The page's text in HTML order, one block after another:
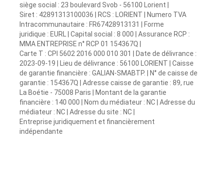
siège social : 23 boulevard Svob - 56100 Lorient |
Siret : 42891313100036 | RCS : LORIENT | Numero TVA
Intracommunautaire : FR67428913131 | Forme
juridique : EURL | Capital social : 8 000 | Assurance RCP :
MMA ENTREPRISE n° RCP 01 154367Q |
Carte T : CPI 5602 2016 000 010 301 | Date de délivrance :
2023-09-19 | Lieu de délivrance : 56100 LORIENT | Caisse
de garantie financière : GALIAN-SMABTP. | N° de caisse de
garantie : 154367Q | Adresse caisse de garantie : 89, rue
La Boétie - 75008 Paris | Montant de la garantie
financière : 140 000 | Nom du médiateur : NC | Adresse du
médiateur : NC | Adresse du site : NC |
Entreprise juridiquement et financièrement
indépendante